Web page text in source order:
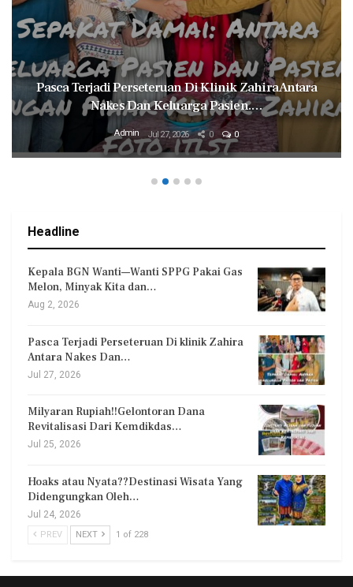
Pasca Terjadi Perseteruan Di Klinik Zahira Antara
Nakes Dan Keluarga Pasien.…
Admin Jul 27, 2026 0 0
Headline
Kepala BGN Wanti—Wanti SPPG Pakai Gas
Melon, Minyak Kita dan…
Aug 2, 2026
Pasca Terjadi Perseteruan Di klinik Zahira
Antara Nakes Dan…
Jul 27, 2026
Milyaran Rupiah!!Gelontoran Dana
Revitalisasi Dari Kemdikdas…
Jul 25, 2026
Hoaks atau Nyata??Destinasi Wisata Yang
Didengungkan Oleh…
Jul 24, 2026
PREV NEXT 1 of 228